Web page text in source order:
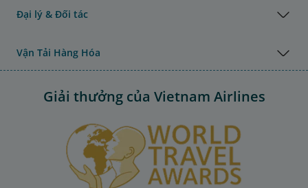
Đại lý & Đối tác
Vận Tải Hàng Hóa
Giải thưởng của Vietnam Airlines